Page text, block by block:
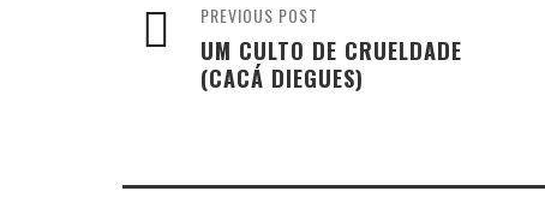
PREVIOUS POST
UM CULTO DE CRUELDADE
(CACÁ DIEGUES)